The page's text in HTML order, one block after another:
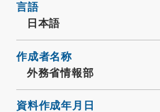
言語
日本語
作成者名称
外務省情報部
資料作成年月日